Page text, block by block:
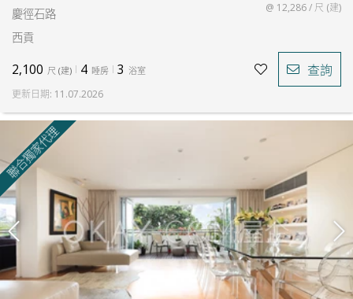
慶徑石路
西貢
@ 12,286 / 尺 (建)
2,100 尺 (建) 4 睡房 3 浴室 查詢
更新日期: 11.07.2026
聯合獨家代理